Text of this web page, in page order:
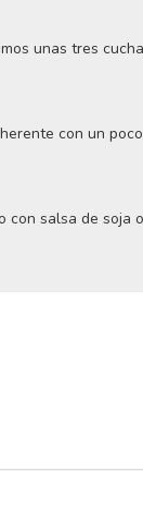
unas tres
con un
con salsa de soja